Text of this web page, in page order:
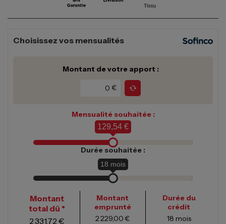
Choisissez vos mensualités
Montant de votre apport :
€
Mensualité souhaitée :
129,54 €
Durée souhaitée :
18 mois
Montant
total dû *
2 331,72 €
Montant
emprunté
2 229,00 €
Durée du
crédit
18 mois